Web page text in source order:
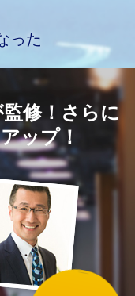
った
修！さらに
ップ！